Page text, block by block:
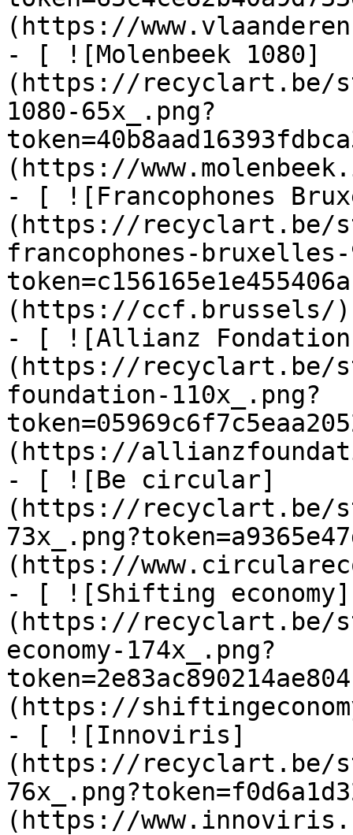
(https://
- [ ![Molenbeek 1080]
(https://recyclart.be/
1080-65x_.png?
(https://
- [ ![Francophones
(https://recyclart.be/
francophones-bruxelles-
(https://ccf.brussels/)
- [ ![Allianz
(https://recyclart.be/
foundation-110x_.png?
(https://
- [ ![Be circular]
(https://recyclart.be/
(https://
- [ ![Shifting economy]
(https://recyclart.be/
economy-174x_.png?
(https://
- [ ![Innoviris]
(https://recyclart.be/
(https://